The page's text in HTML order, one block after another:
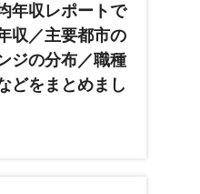
年収レポートで
収／主要都市の
ジの分布／職種
をまとめまし